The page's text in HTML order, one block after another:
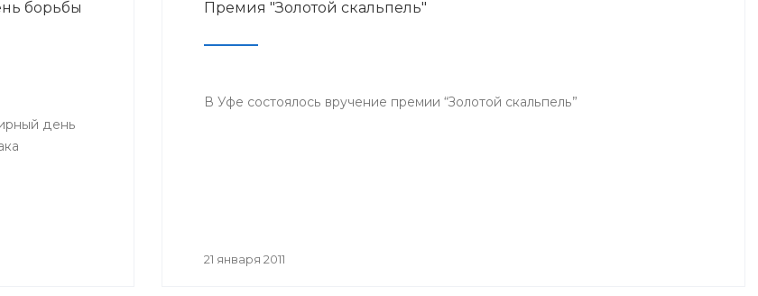
борьбы
день
Премия "Золотой скальпель"
В Уфе состоялось вручение премии “Золотой скальпель”
21 января 2011